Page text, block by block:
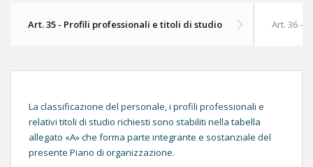
Art. 35 - Profili professionali e titoli di studio Art. 36 -
La classificazione del personale, i profili professionali e
relativi titoli di studio richiesti sono stabiliti nella tabella
allegato «A» che forma parte integrante e sostanziale del
presente Piano di organizzazione.